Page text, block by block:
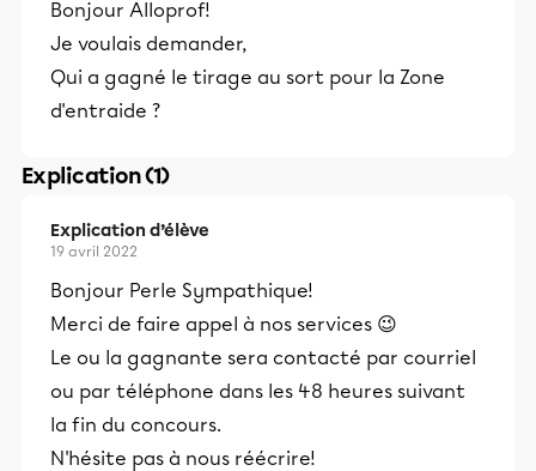
Bonjour Alloprof!
Je voulais demander,
Qui a gagné le tirage au sort pour la Zone
d'entraide ?
Explication (1)
Explication d’élève
19 avril 2022
Bonjour Perle Sympathique!
Merci de faire appel à nos services 😉
Le ou la gagnante sera contacté par courriel
ou par téléphone dans les 48 heures suivant
la fin du concours.
N'hésite pas à nous réécrire!